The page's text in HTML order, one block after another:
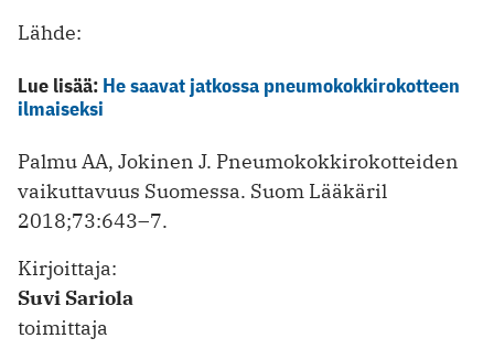
Lähde:
Lue lisää: He saavat jatkossa pneumokokkirokotteen
ilmaiseksi
Palmu AA, Jokinen J. Pneumokokkirokotteiden
vaikuttavuus Suomessa. Suom Lääkäril
2018;73:643–7.
Kirjoittaja:
Suvi Sariola
toimittaja